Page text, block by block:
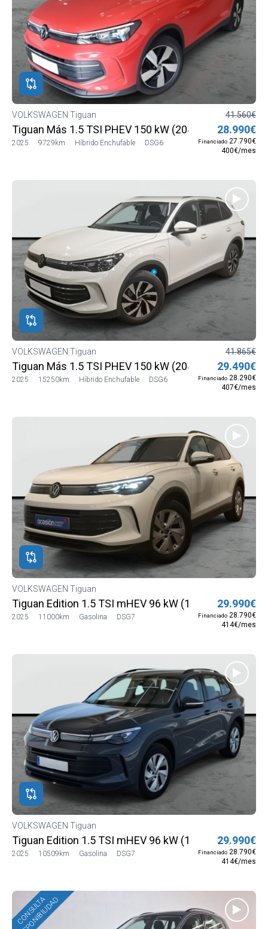
VOLKSWAGEN Tiguan
Tiguan Más 1.5 TSI PHEV 150 kW (204 CV) DSG6
2025 9729km Híbrido Enchufable DSG6
41.560€
28.990€
Financiado 27.790€
400€/mes
VOLKSWAGEN Tiguan
Tiguan Más 1.5 TSI PHEV 150 kW (204 CV) DSG6
2025 15250km Híbrido Enchufable DSG6
41.865€
29.490€
Financiado 28.290€
407€/mes
VOLKSWAGEN Tiguan
Tiguan Edition 1.5 TSI mHEV 96 kW (130 CV) DSG7
2025 11000km Gasolina DSG7
29.990€
Financiado 28.790€
414€/mes
VOLKSWAGEN Tiguan
Tiguan Edition 1.5 TSI mHEV 96 kW (130 CV) DSG7
2025 10509km Gasolina DSG7
29.990€
Financiado 28.790€
414€/mes
CONSULTA
DISPONIBILIDAD